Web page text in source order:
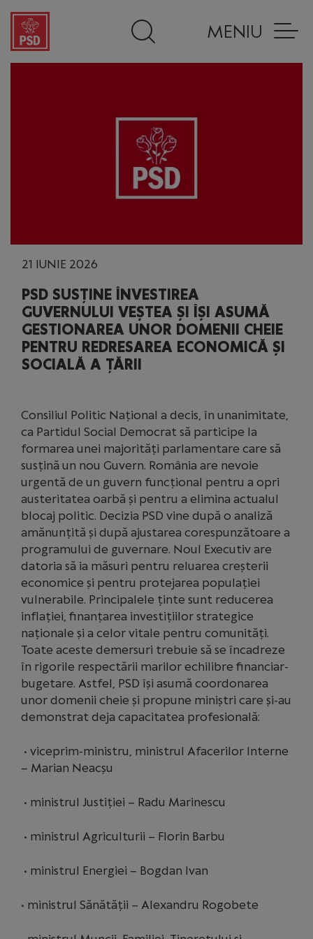
MENIU
21 IUNIE 2026
PSD SUSȚINE ÎNVESTIREA
GUVERNULUI VEȘTEA ȘI ÎȘI ASUMĂ
GESTIONAREA UNOR DOMENII CHEIE
PENTRU REDRESAREA ECONOMICĂ ȘI
SOCIALĂ A ȚĂRII
Consiliul Politic Național a decis, în unanimitate,
ca Partidul Social Democrat să participe la
formarea unei majorități parlamentare care să
susțină un nou Guvern. România are nevoie
urgentă de un guvern funcțional pentru a opri
austeritatea oarbă și pentru a elimina actualul
blocaj politic. Decizia PSD vine după o analiză
amănunțită și după ajustarea corespunzătoare a
programului de guvernare. Noul Executiv are
datoria să ia măsuri pentru reluarea creșterii
economice și pentru protejarea populației
vulnerabile. Principalele ținte sunt reducerea
inflației, finanțarea investițiilor strategice
naționale și a celor vitale pentru comunități.
Toate aceste demersuri trebuie să se încadreze
în rigorile respectării marilor echilibre financiar-
bugetare. Astfel, PSD își asumă coordonarea
unor domenii cheie și propune miniștri care și-au
demonstrat deja capacitatea profesională:
•⁠ ⁠viceprim-ministru, ministrul Afacerilor Interne
– Marian Neacșu
•⁠ ⁠ministrul Justiției – Radu Marinescu
•⁠ ⁠ministrul Agriculturii – Florin Barbu
•⁠ ⁠ministrul Energiei – Bogdan Ivan
•⁠ ⁠ministrul Sănătății – Alexandru Rogobete